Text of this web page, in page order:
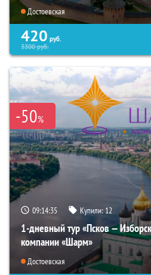
Достоевская
420 руб.
3300руб.
-50%
09:14:33 Купили:12
1-дневный тур «Псков —
компании «Шарм»
Достоевская